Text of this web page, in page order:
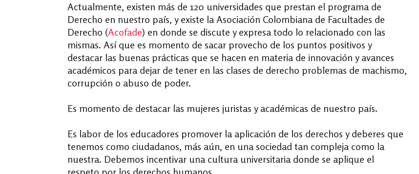
Actualmente, existen más de 120 universidades que prestan el programa de
Derecho en nuestro país, y existe la Asociación Colombiana de Facultades de
Derecho (Acofade) en donde se discute y expresa todo lo relacionado con las
mismas. Así que es momento de sacar provecho de los puntos positivos y
destacar las buenas prácticas que se hacen en materia de innovación y avances
académicos para dejar de tener en las clases de derecho problemas de machismo,
corrupción o abuso de poder.
Es momento de destacar las mujeres juristas y académicas de nuestro país.
Es labor de los educadores promover la aplicación de los derechos y deberes que
tenemos como ciudadanos, más aún, en una sociedad tan compleja como la
nuestra. Debemos incentivar una cultura universitaria donde se aplique el